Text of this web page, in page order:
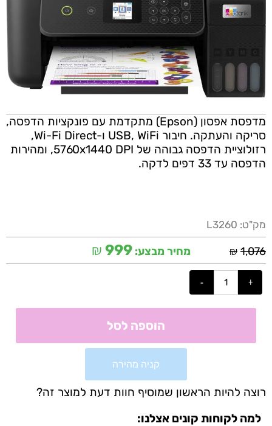
מדפסת אפסון (Epson) מתקדמת עם פונקציות הדפסה,
סריקה והעתקה. חיבור USB, WiFi ו-Wi-Fi Direct,
רזולוציית הדפסה גבוהה של 5760x1440 DPI, ומהירות
הדפסה עד 33 דפים לדקה.
מק"ט: L3260
₪ 1,076 מחיר מבצע: ₪ 999
הוספה לסל
קניה מהירה
רוצה להיות הראשון שמוסיף חוות דעת למוצר זה?
למה לקוחות קונים אצלנו: